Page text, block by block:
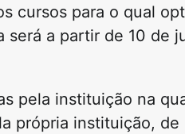
cursos para o qual
a partir de 10 de
pela instituição na
própria instituição, de